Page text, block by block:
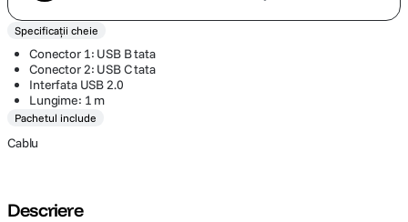
Specificații cheie
Conector 1: USB B tata
Conector 2: USB C tata
Interfata USB 2.0
Lungime: 1 m
Pachetul include
Cablu
Descriere